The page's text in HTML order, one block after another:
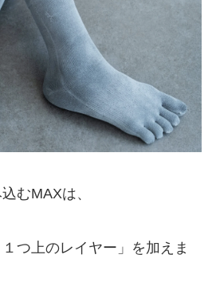
むMAXは、
つ上のレイヤー」を加えま